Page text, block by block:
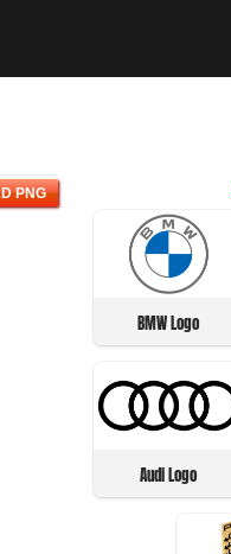
PNG
BMW Logo
Audi Logo